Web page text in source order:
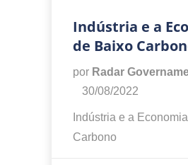
Indústria e a
de Baixo
por Radar
30/08/2022
Indústria e a
Carbono